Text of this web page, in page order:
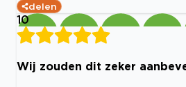
delen
10
Wij zouden dit zeker